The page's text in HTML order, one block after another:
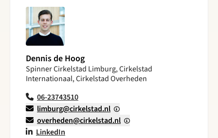
Dennis de Hoog
Spinner Cirkelstad Limburg, Cirkelstad
Internationaal, Cirkelstad Overheden
06-23743510
limburg@cirkelstad.nl
overheden@cirkelstad.nl
LinkedIn